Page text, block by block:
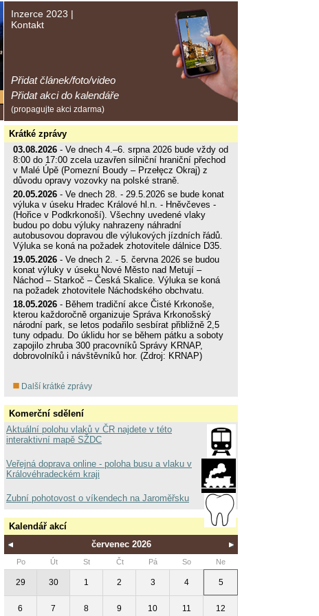
Inzerce 2023 |
Kontakt
Přidat článek/foto/video
Přidat akci do kalendáře
(propagujte akci zdarma)
Krátké zprávy
03.08.2026 - Ve dnech 4.–6. srpna 2026 bude vždy od
8:00 do 17:00 zcela uzavřen silniční hraniční přechod
v Malé Úpě (Pomezní Boudy – Przełęcz Okraj) z
důvodu opravy vozovky na polské straně.
20.05.2026 - Ve dnech 28. - 29.5.2026 se bude konat
výluka v úseku Hradec Králové hl.n. - Hněvčeves -
(Hořice v Podkrkonoší). Všechny uvedené vlaky
budou po dobu výluky nahrazeny náhradní
autobusovou dopravou dle výlukových jízdních řádů.
Výluka se koná na požadek zhotovitele dálnice D35.
19.05.2026 - Ve dnech 2. - 5. června 2026 se budou
konat výluky v úseku Nové Město nad Metují –
Náchod – Starkoč – Česká Skalice. Výluka se koná
na požadek zhotovitele Náchodského obchvatu.
18.05.2026 - Během tradiční akce Čisté Krkonoše,
kterou každoročně organizuje Správa Krkonošský
národní park, se letos podařilo sesbírat přibližně 2,5
tuny odpadu. Do úklidu hor se během pátku a soboty
zapojilo zhruba 300 pracovníků Správy KRNAP,
dobrovolníků i návštěvníků hor. (Zdroj: KRNAP)
Další krátké zprávy
Komerční sdělení
Aktuální polohu vlaků v ČR najdete v této
interaktivní mapě SŽDC
Veřejná doprava online - poloha busu a vlaku v
Královéhradeckém kraji
Zubní pohotovost o víkendech na Jaroměřsku
Kalendář akcí
červenec 2026
Po Út St Čt Pá So Ne
29 30 1 2 3 4 5
6 7 8 9 10 11 12